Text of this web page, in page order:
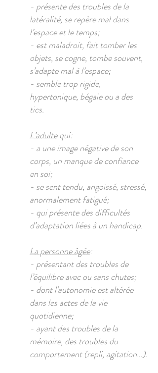
- présente des troubles de la
latéralité, se repère mal dans
l’espace et le temps;
- est maladroit, fait tomber les
objets, se cogne, tombe souvent,
s’adapte mal à l’espace;
- semble trop rigide,
hypertonique, bégaie ou a des
tics.
L’adultequi:
- a une image négative de son
corps, un manque de confiance
en soi;
- se sent tendu, angoissé, stressé,
anormalement fatigué;
- qui présente des difficultés
d’adaptation liées à un handicap.
La personne âgée:
- présentant des troubles de
l’équilibre avec ou sans chutes;
- dont l’autonomie est altérée
dans les actes de la vie
quotidienne;
- ayant des troubles de la
mémoire, des troubles du
comportement (repli, agitation…).